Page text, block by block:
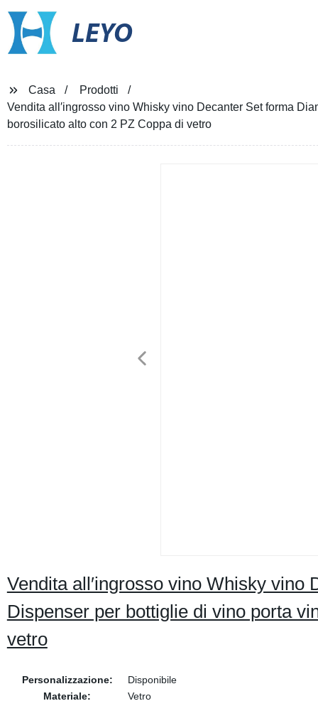
LEYO
Casa
Prodotti
Vendita all′ingrosso vino Whisky vino Decanter Set forma
borosilicato alto con 2 PZ Coppa di vetro
Vendita all′ingrosso vino Whisky
Dispenser per bottiglie di vino porta
vetro
Personalizzazione:
Disponibile
Materiale:
Vetro